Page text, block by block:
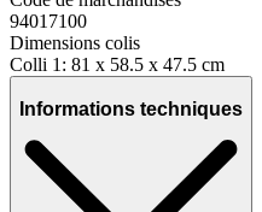
94017100
Dimensions colis
Colli 1: 81 x 58.5 x 47.5 cm
Informations techniques